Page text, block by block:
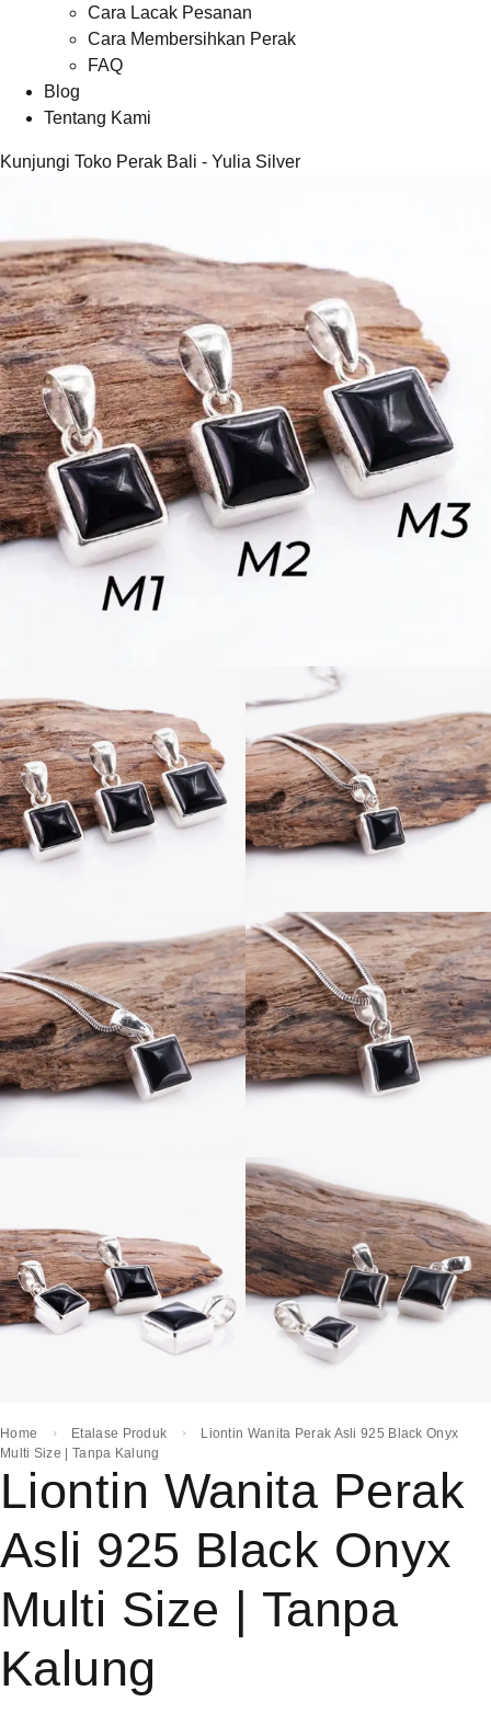
Cara Lacak Pesanan
Cara Membersihkan Perak
FAQ
Blog
Tentang Kami
Kunjungi Toko Perak Bali - Yulia Silver
Home Etalase Produk
Liontin Wanita Perak Asli 925 Black Onyx
Multi Size | Tanpa Kalung
Liontin Wanita Perak
Asli 925 Black Onyx
Multi Size | Tanpa
Kalung